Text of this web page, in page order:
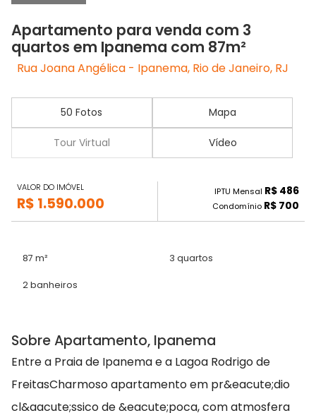
Apartamento para venda com 3
quartos em Ipanema com 87m²
Rua Joana Angélica - Ipanema, Rio de Janeiro, RJ
50 Fotos Mapa
Tour Virtual Vídeo
VALOR DO IMÓVEL
R$ 1.590.000
IPTU Mensal R$ 486
Condomínio R$ 700
87 m² 3 quartos
2 banheiros
Sobre Apartamento, Ipanema
Entre a Praia de Ipanema e a Lagoa Rodrigo de
FreitasCharmoso apartamento em pr&eacute;dio
cl&aacute;ssico de &eacute;poca, com atmosfera